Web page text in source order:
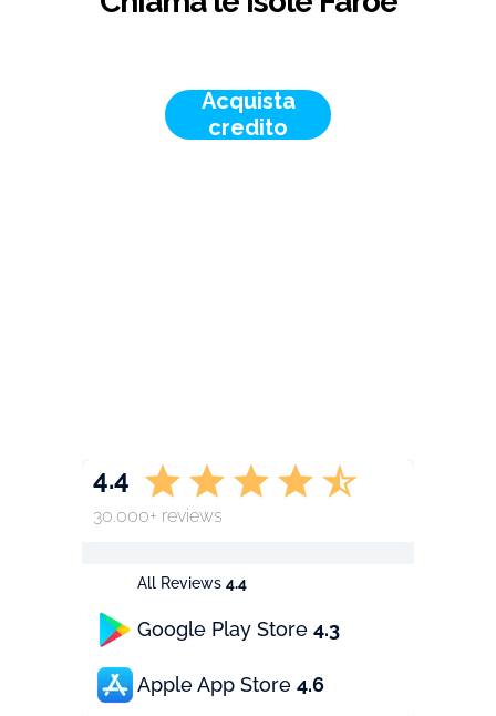
Acquista
credito
All Reviews 4.4
Google Play Store 4.3
Apple App Store 4.6
4.4
30.000+ reviews